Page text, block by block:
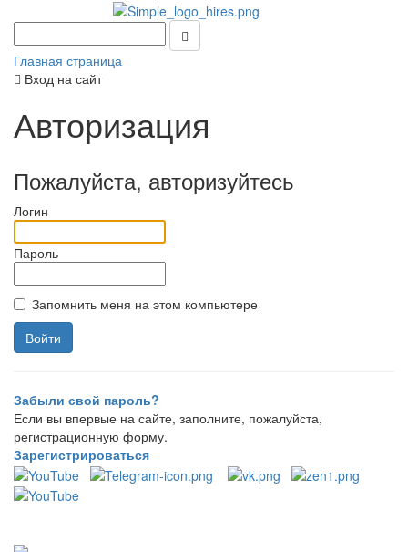
Главная страница
Вход на сайт
Авторизация
Пожалуйста, авторизуйтесь
Логин
Пароль
Запомнить меня на этом компьютере
Забыли свой пароль?
Если вы впервые на сайте, заполните, пожалуйста,
регистрационную форму.
Зарегистрироваться